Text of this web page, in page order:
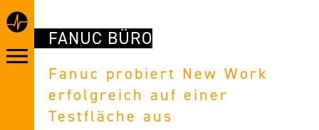
FANUC BÜRO
Fanuc probiert New Work
erfolgreich auf einer
Testfläche aus